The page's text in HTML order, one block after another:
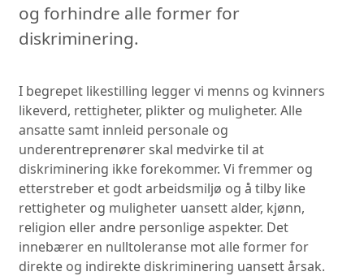
og forhindre alle former for
diskriminering.
I begrepet likestilling legger vi menns og kvinners
likeverd, rettigheter, plikter og muligheter. Alle
ansatte samt innleid personale og
underentreprenører skal medvirke til at
diskriminering ikke forekommer. Vi fremmer og
etterstreber et godt arbeidsmiljø og å tilby like
rettigheter og muligheter uansett alder, kjønn,
religion eller andre personlige aspekter. Det
innebærer en nulltoleranse mot alle former for
direkte og indirekte diskriminering uansett årsak.